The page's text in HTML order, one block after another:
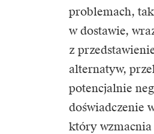
problemach,
w dostawie,
z
alternatyw,
potencjalnie
doświadczenie
który